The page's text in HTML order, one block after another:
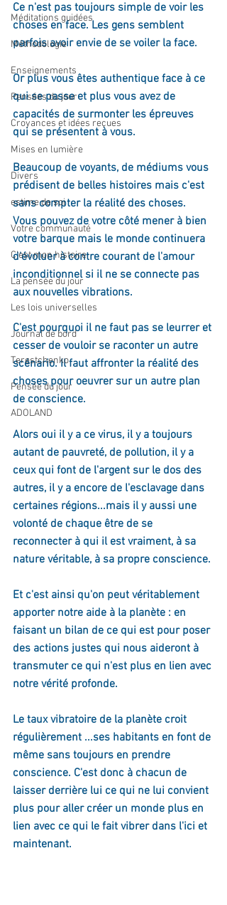
Méditations guidées
Méthodologie
Enseignements
Pensées du jour
Croyances et idées reçues
Mises en lumière
Divers
estime de soi
Votre communauté
C'est mon histoire
La pensée du jour
Les lois universelles
Journal de bord
Terestchenko
Pensée du jour
ADOLAND
Ce n'est pas toujours simple de voir les
choses en face. Les gens semblent
parfois avoir envie de se voiler la face.
Or plus vous êtes authentique face à ce
qui se passe et plus vous avez de
capacités de surmonter les épreuves
qui se présentent à vous.
Beaucoup de voyants, de médiums vous
prédisent de belles histoires mais c'est
sans compter la réalité des choses.
Vous pouvez de votre côté mener à bien
votre barque mais le monde continuera
d'évoluer à contre courant de l'amour
inconditionnel si il ne se connecte pas
aux nouvelles vibrations.
C'est pourquoi il ne faut pas se leurrer et
cesser de vouloir se raconter un autre
scénario. Il faut affronter la réalité des
choses pour oeuvrer sur un autre plan
de conscience.
Alors oui il y a ce virus, il y a toujours
autant de pauvreté, de pollution, il y a
ceux qui font de l'argent sur le dos des
autres, il y a encore de l'esclavage dans
certaines régions...mais il y aussi une
volonté de chaque être de se
reconnecter à qui il est vraiment, à sa
nature véritable, à sa propre conscience.
Et c'est ainsi qu'on peut véritablement
apporter notre aide à la planète : en
faisant un bilan de ce qui est pour poser
des actions justes qui nous aideront à
transmuter ce qui n'est plus en lien avec
notre vérité profonde.
Le taux vibratoire de la planète croit
régulièrement ...ses habitants en font de
même sans toujours en prendre
conscience. C'est donc à chacun de
laisser derrière lui ce qui ne lui convient
plus pour aller créer un monde plus en
lien avec ce qui le fait vibrer dans l'ici et
maintenant.